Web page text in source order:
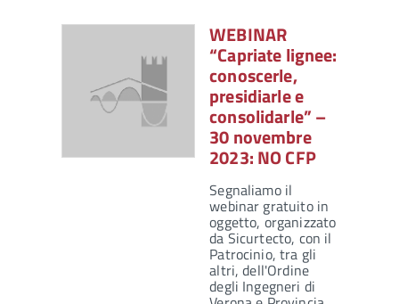
WEBINAR
“Capriate lignee:
conoscerle,
presidiarle e
consolidarle” –
30 novembre
2023: NO CFP
Segnaliamo il
webinar gratuito in
oggetto, organizzato
da Sicurtecto, con il
Patrocinio, tra gli
altri, dell'Ordine
degli Ingegneri di